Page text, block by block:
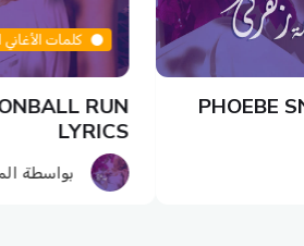
PHOEBE
كلمات الأغاني
RUN
LYRICS
بواسطة